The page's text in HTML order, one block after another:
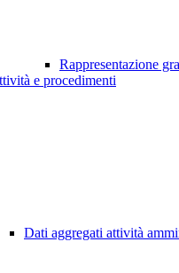
Rappresentazione
e procedimenti
Dati aggregati attività